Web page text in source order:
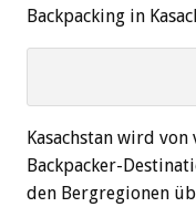
Backpacking in
Kasachstan wird
Backpacker-
den Bergregionen